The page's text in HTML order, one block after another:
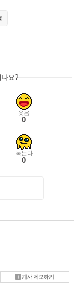
요?
웃음
0
녹는다
0
기사 제보하기